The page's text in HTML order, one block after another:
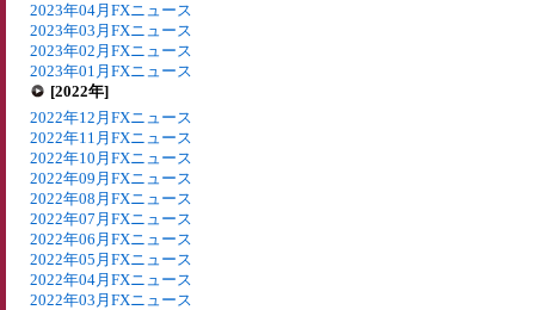
2023年04月FXニュース
2023年03月FXニュース
2023年02月FXニュース
2023年01月FXニュース
[2022年]
2022年12月FXニュース
2022年11月FXニュース
2022年10月FXニュース
2022年09月FXニュース
2022年08月FXニュース
2022年07月FXニュース
2022年06月FXニュース
2022年05月FXニュース
2022年04月FXニュース
2022年03月FXニュース